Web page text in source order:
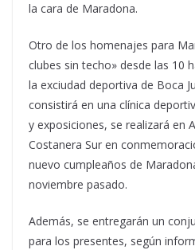
la cara de Maradona.
Otro de los homenajes para
clubes sin techo» desde las 10
la exciudad deportiva de Boca
consistirá en una clínica
y exposiciones, se realizará en
Costanera Sur en
nuevo cumpleaños de
noviembre pasado.
Además, se entregarán un
para los presentes, según